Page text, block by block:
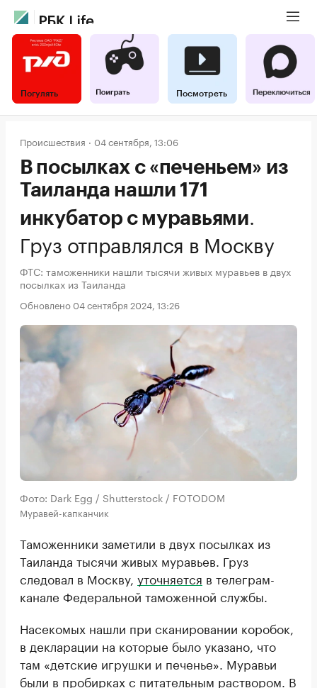
Погулять Посмотреть
Происшествия 04 сентября, 13:06
В посылках с «печеньем» из
Таиланда нашли 171
инкубатор с муравьями.
Груз отправлялся в Москву
ФТС: таможенники нашли тысячи живых муравьев в двух
посылках из Таиланда
Обновлено 04 сентября 2024, 13:26
Фото: Dark Egg / Shutterstock / FOTODOM
Муравей-капканчик
Таможенники заметили в двух посылках из
Таиланда тысячи живых муравьев. Груз
следовал в Москву, уточняется в телеграм-
канале Федеральной таможенной службы.
Насекомых нашли при сканировании коробок,
в декларации на которые было указано, что
там «детские игрушки и печенье». Муравьи
были в пробирках с питательным раствором. В